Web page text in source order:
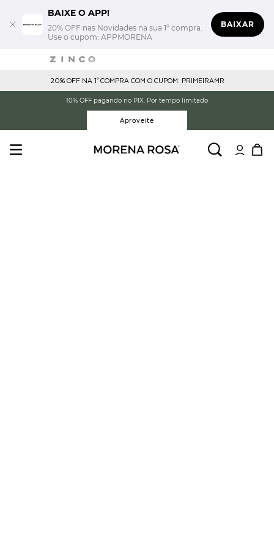
BAIXE O APP!
20% OFF nas Novidades na sua 1° compra.
Use o cupom: APPMORENA
BAIXAR
20% OFF NA 1° COMPRA COM O CUPOM: PRIMEIRAMR
10% OFF pagando no PIX. Por tempo limitado
Aproveite